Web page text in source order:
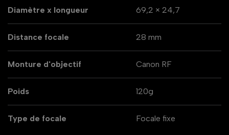
Diamètre x longueur 69,2 × 24,7
Distance focale 28 mm
Monture d'objectif Canon RF
Poids 120g
Type de focale Focale fixe